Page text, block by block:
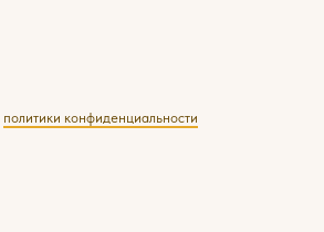
политики конфиденциальности